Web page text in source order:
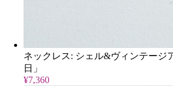
ネックレス: シェル&ヴィンテージ
日」
¥7,360